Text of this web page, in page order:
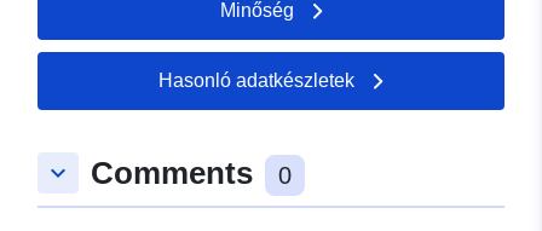
Minőség
Hasonló adatkészletek
keyboard_arrow_down Comments 0